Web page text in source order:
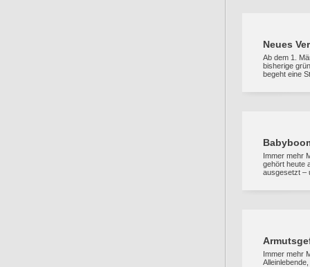
Neues
Ab dem 1.
bisherige
begeht eine
Immer mehr
gehört heute
ausgesetzt –
Immer mehr